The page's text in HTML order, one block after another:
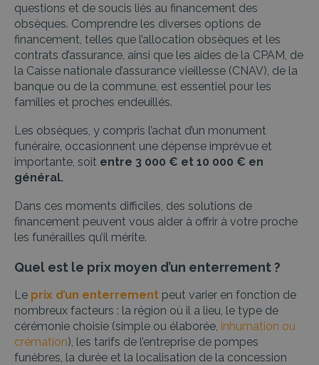
questions et de soucis liés au financement des
obsèques. Comprendre les diverses options de
financement, telles que l’allocation obsèques et les
contrats d’assurance, ainsi que les aides de la CPAM, de
la Caisse nationale d’assurance vieillesse (CNAV), de la
banque ou de la commune, est essentiel pour les
familles et proches endeuillés.
Les obsèques, y compris l’achat d’un monument
funéraire, occasionnent une dépense imprévue et
importante, soit entre 3 000 € et 10 000 € en
général.
Dans ces moments difficiles, des solutions de
financement peuvent vous aider à offrir à votre proche
les funérailles qu’il mérite.
Quel est le prix moyen d’un enterrement ?
Le prix d’un enterrement peut varier en fonction de
nombreux facteurs : la région où il a lieu, le type de
cérémonie choisie (simple ou élaborée, inhumation ou
crémation), les tarifs de l’entreprise de pompes
funèbres, la durée et la localisation de la concession